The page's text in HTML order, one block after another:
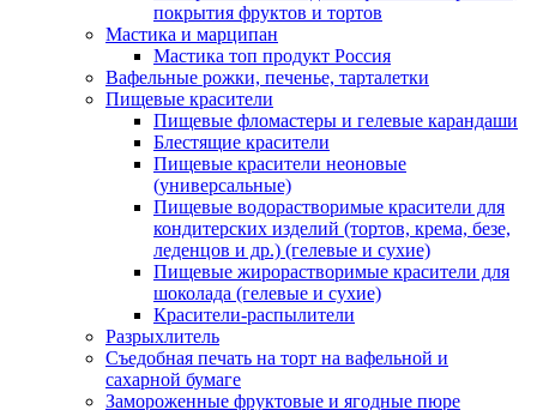
покрытия фруктов и тортов
Мастика и марципан
Мастика топ продукт Россия
Вафельные рожки, печенье, тарталетки
Пищевые красители
Пищевые фломастеры и гелевые карандаши
Блестящие красители
Пищевые красители неоновые
(универсальные)
Пищевые водорастворимые красители для
кондитерских изделий (тортов, крема, безе,
леденцов и др.) (гелевые и сухие)
Пищевые жирорастворимые красители для
шоколада (гелевые и сухие)
Красители-распылители
Разрыхлитель
Съедобная печать на торт на вафельной и
сахарной бумаге
Замороженные фруктовые и ягодные пюре